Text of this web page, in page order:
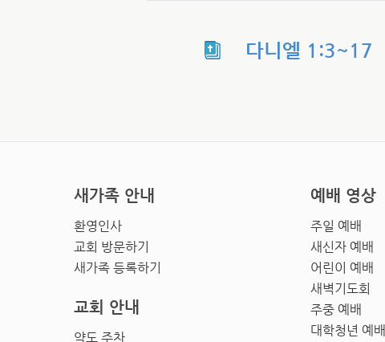
다니엘 1:3~17
새가족 안내
환영인사
교회 방문하기
새가족 등록하기
예배 영상
주일 예배
새신자 예배
어린이 예배
새벽기도회
주중 예배
대학청년 예배
교회 안내
약도 주차